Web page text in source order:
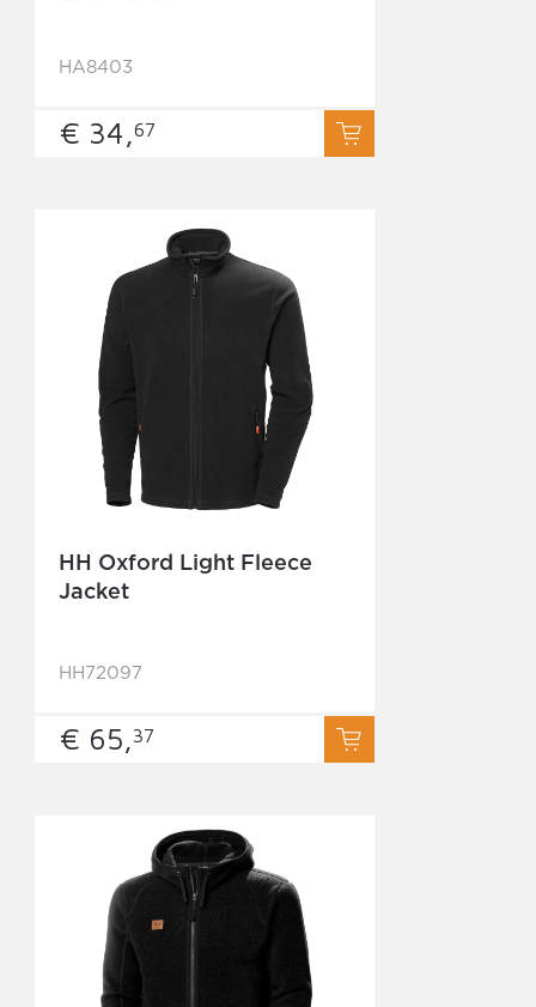
HA8403
€ 34,67
HH Oxford Light Fleece
Jacket
HH72097
€ 65,37